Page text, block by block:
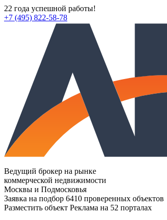
22 года успешной работы!
+7 (495) 822-58-78
Ведущий брокер на рынке
коммерческой недвижимости
Москвы и Подмосковья
Заявка на подбор 6410 проверенных объектов
Разместить объект Реклама на 52 порталах